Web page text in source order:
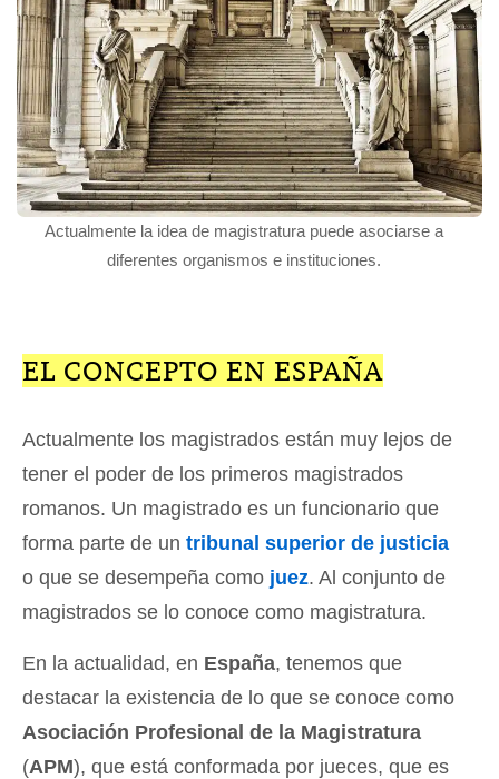
Actualmente la idea de magistratura puede asociarse a
diferentes organismos e instituciones.
EL CONCEPTO EN ESPAÑA
Actualmente los magistrados están muy lejos de
tener el poder de los primeros magistrados
romanos. Un magistrado es un funcionario que
forma parte de un tribunal superior de justicia
o que se desempeña como juez. Al conjunto de
magistrados se lo conoce como magistratura.
En la actualidad, en España, tenemos que
destacar la existencia de lo que se conoce como
Asociación Profesional de la Magistratura
(APM), que está conformada por jueces, que es